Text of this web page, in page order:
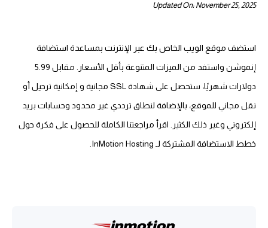
Updated On: November 25, 2025
استضف موقع الويب الخاص بك عبر الإنترنت بمساعدة استضافة
إنموشن واستفد من الميزات المتنوعة بأقل الأسعار. مقابل 5.99
دولارات شهريًا، ستحصل على شهادة SSL مجانية و إمكانية ترحيل أو
نقل مجاني للموقع، بالإضافة لنطاق ترددي غير محدود وحسابات بريد
إلكتروني وغير ذلك الكثير. اقرأ مراجعتنا الكاملة للحصول على فكرة حول
خطط الاستضافة المشتركة لـ InMotion Hosting.